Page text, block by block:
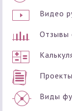
Видео
Отзывы
Виды